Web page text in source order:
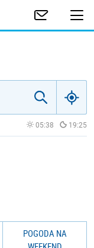
05:38 19:25
POGODA NA